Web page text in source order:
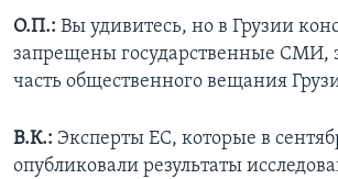
О.П.: Вы удивитесь, но в Грузии
запрещены государственные СМИ,
часть общественного вещания
В.К.: Эксперты ЕС, которые в
опубликовали результаты